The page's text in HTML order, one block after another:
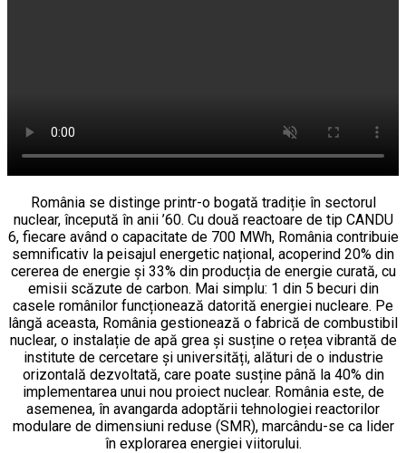
România se distinge printr-o bogată tradiție în sectorul
nuclear, începută în anii ’60. Cu două reactoare de tip CANDU
6, fiecare având o capacitate de 700 MWh, România contribuie
semnificativ la peisajul energetic național, acoperind 20% din
cererea de energie și 33% din producția de energie curată, cu
emisii scăzute de carbon. Mai simplu: 1 din 5 becuri din
casele românilor funcționează datorită energiei nucleare. Pe
lângă aceasta, România gestionează o fabrică de combustibil
nuclear, o instalație de apă grea și susține o rețea vibrantă de
institute de cercetare și universități, alături de o industrie
orizontală dezvoltată, care poate susține până la 40% din
implementarea unui nou proiect nuclear. România este, de
asemenea, în avangarda adoptării tehnologiei reactorilor
modulare de dimensiuni reduse (SMR), marcându-se ca lider
în explorarea energiei viitorului.